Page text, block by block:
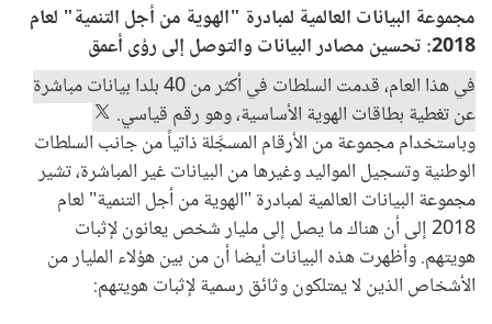
مجموعة البيانات العالمية لمبادرة "الهوية من أجل التنمية" لعام
2018: تحسين مصادر البيانات والتوصل إلى رؤى أعمق
في هذا العام، قدمت السلطات في أكثر من 40 بلدا بيانات مباشرة
عن تغطية بطاقات الهوية الأساسية، وهو رقم قياسي.
وباستخدام مجموعة من الأرقام المسجَّلة ذاتياً من جانب السلطات
الوطنية وتسجيل المواليد وغيرها من البيانات غير المباشرة، تشير
مجموعة البيانات العالمية لمبادرة "الهوية من أجل التنمية" لعام
2018 إلى أن هناك ما يصل إلى مليار شخص يعانون لإثبات
هويتهم. وأظهرت هذه البيانات أيضا أن من بين هؤلاء المليار من
الأشخاص الذين لا يمتلكون وثائق رسمية لإثبات هويتهم: